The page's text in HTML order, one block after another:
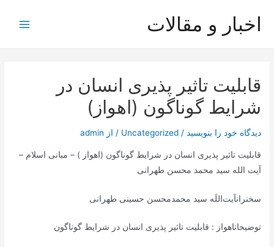
اخبار و مقالات
قابلیت تاثیر پذیری انسان در
شرایط گوناگون (اهواز)
دیدگاه‌ خود را بنویسید /
Uncategorized / از admin
قابلیت تاثیر پذیری انسان در شرایط گوناگون (اهواز ) – مبانی اسلام –
آیت‌ الله سید محمد محسن طهرانی
سخنرانآیت‌اللَه سید محمدمحسن حسینی طهرانی
توضیحاتاهواز : قابلیت تاثیر پذیری انسان در شرایط گوناگون